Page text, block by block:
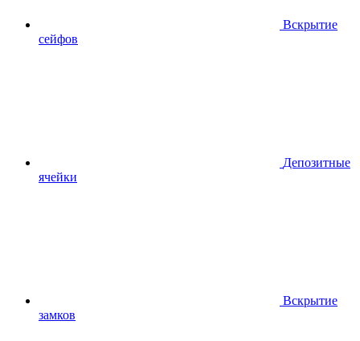
Вскрытие
сейфов
Депозитные
ячейки
Вскрытие
замков